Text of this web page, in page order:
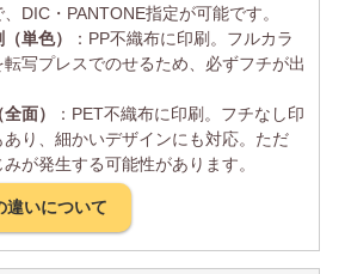
DIC・PANTONE指定が可能です。
単色）
：PP不織布に印刷。フルカラ
写プレスでのせるため、必ずフチが出
面）
：PET不織布に印刷。フチなし印
り、細かいデザインにも対応。ただ
が発生する可能性があります。
違いについて